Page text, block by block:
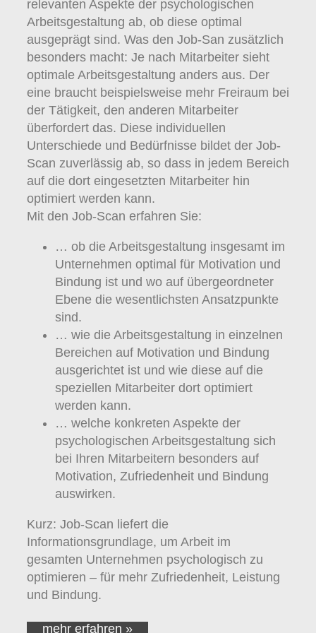
relevanten Aspekte der psychologischen
Arbeitsgestaltung ab, ob diese optimal
ausgeprägt sind. Was den Job-San zusätzlich
besonders macht: Je nach Mitarbeiter sieht
optimale Arbeitsgestaltung anders aus. Der
eine braucht beispielsweise mehr Freiraum bei
der Tätigkeit, den anderen Mitarbeiter
überfordert das. Diese individuellen
Unterschiede und Bedürfnisse bildet der Job-
Scan zuverlässig ab, so dass in jedem Bereich
auf die dort eingesetzten Mitarbeiter hin
optimiert werden kann.
Mit den Job-Scan erfahren Sie:
… ob die Arbeitsgestaltung insgesamt im
Unternehmen optimal für Motivation und
Bindung ist und wo auf übergeordneter
Ebene die wesentlichsten Ansatzpunkte
sind.
… wie die Arbeitsgestaltung in einzelnen
Bereichen auf Motivation und Bindung
ausgerichtet ist und wie diese auf die
speziellen Mitarbeiter dort optimiert
werden kann.
… welche konkreten Aspekte der
psychologischen Arbeitsgestaltung sich
bei Ihren Mitarbeitern besonders auf
Motivation, Zufriedenheit und Bindung
auswirken.
Kurz: Job-Scan liefert die
Informationsgrundlage, um Arbeit im
gesamten Unternehmen psychologisch zu
optimieren – für mehr Zufriedenheit, Leistung
und Bindung.
mehr erfahren »